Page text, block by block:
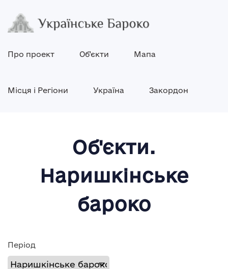
Про проект Об’єкти Мапа
Місця і Регіони Україна Закордон
Об'єкти.
Наришкінське
бароко
Період